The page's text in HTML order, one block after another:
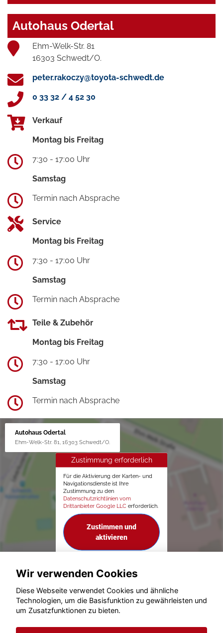
Autohaus Odertal
Ehm-Welk-Str. 81
16303 Schwedt/O.
peter.rakoczy@toyota-schwedt.de
0 33 32 / 4 52 30
Verkauf
Montag bis Freitag
7:30 - 17:00 Uhr
Samstag
Termin nach Absprache
Service
Montag bis Freitag
7:30 - 17:00 Uhr
Samstag
Termin nach Absprache
Teile & Zubehör
Montag bis Freitag
7:30 - 17:00 Uhr
Samstag
Termin nach Absprache
Autohaus Odertal
Ehm-Welk-Str. 81, 16303 Schwedt/O.
Zustimmung erforderlich
Für die Aktivierung der Karten- und
Navigationsdienste ist Ihre
Zustimmung zu den
Datenschutzrichtlinien vom
Drittanbieter Google LLC erforderlich.
Zustimmen und
aktivieren
© konjunkturmotor.de GmbH 2020 - 2026
Wir verwenden Cookies
Diese Webseite verwendet Cookies und ähnliche
Technologien, um die Basisfunktion zu gewährleisten und
um Zusatzfunktionen zu bieten.